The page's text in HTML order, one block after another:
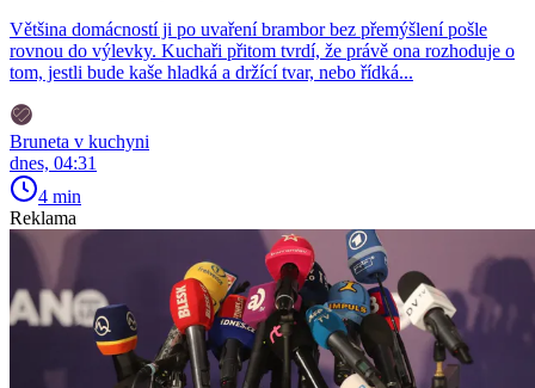
Většina domácností ji po uvaření brambor bez přemýšlení pošle
rovnou do výlevky. Kuchaři přitom tvrdí, že právě ona rozhoduje o
tom, jestli bude kaše hladká a držící tvar, nebo řídká...
Bruneta v kuchyni
dnes, 04:31
4 min
Reklama